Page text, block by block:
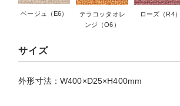
ベージュ（E6）
テラコッタオレ
ンジ（O6）
ローズ（R4）
サイズ
外形寸法：W400×D25×H400mm